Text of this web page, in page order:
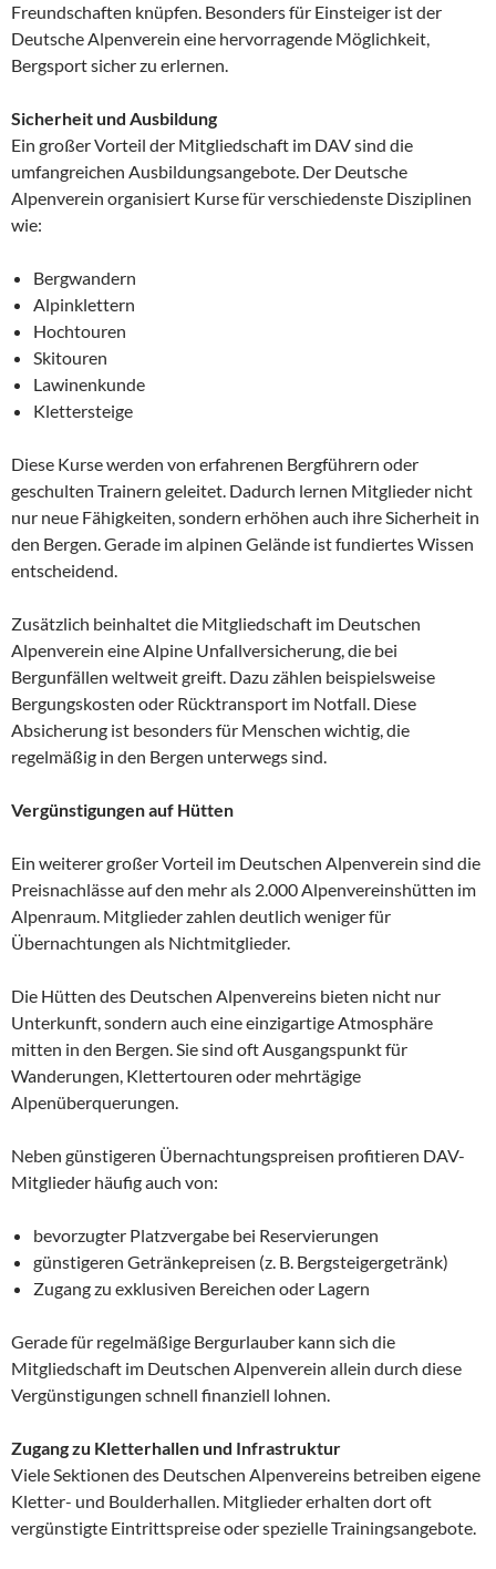
Freundschaften knüpfen. Besonders für Einsteiger ist der
Deutsche Alpenverein eine hervorragende Möglichkeit,
Bergsport sicher zu erlernen.
Sicherheit und Ausbildung
Ein großer Vorteil der Mitgliedschaft im DAV sind die
umfangreichen Ausbildungsangebote. Der Deutsche
Alpenverein organisiert Kurse für verschiedenste Disziplinen
wie:
Bergwandern
Alpinklettern
Hochtouren
Skitouren
Lawinenkunde
Klettersteige
Diese Kurse werden von erfahrenen Bergführern oder
geschulten Trainern geleitet. Dadurch lernen Mitglieder nicht
nur neue Fähigkeiten, sondern erhöhen auch ihre Sicherheit in
den Bergen. Gerade im alpinen Gelände ist fundiertes Wissen
entscheidend.
Zusätzlich beinhaltet die Mitgliedschaft im Deutschen
Alpenverein eine Alpine Unfallversicherung, die bei
Bergunfällen weltweit greift. Dazu zählen beispielsweise
Bergungskosten oder Rücktransport im Notfall. Diese
Absicherung ist besonders für Menschen wichtig, die
regelmäßig in den Bergen unterwegs sind.
Vergünstigungen auf Hütten
Ein weiterer großer Vorteil im Deutschen Alpenverein sind die
Preisnachlässe auf den mehr als 2.000 Alpenvereinshütten im
Alpenraum. Mitglieder zahlen deutlich weniger für
Übernachtungen als Nichtmitglieder.
Die Hütten des Deutschen Alpenvereins bieten nicht nur
Unterkunft, sondern auch eine einzigartige Atmosphäre
mitten in den Bergen. Sie sind oft Ausgangspunkt für
Wanderungen, Klettertouren oder mehrtägige
Alpenüberquerungen.
Neben günstigeren Übernachtungspreisen profitieren DAV-
Mitglieder häufig auch von:
bevorzugter Platzvergabe bei Reservierungen
günstigeren Getränkepreisen (z. B. Bergsteigergetränk)
Zugang zu exklusiven Bereichen oder Lagern
Gerade für regelmäßige Bergurlauber kann sich die
Mitgliedschaft im Deutschen Alpenverein allein durch diese
Vergünstigungen schnell finanziell lohnen.
Zugang zu Kletterhallen und Infrastruktur
Viele Sektionen des Deutschen Alpenvereins betreiben eigene
Kletter- und Boulderhallen. Mitglieder erhalten dort oft
vergünstigte Eintrittspreise oder spezielle Trainingsangebote.